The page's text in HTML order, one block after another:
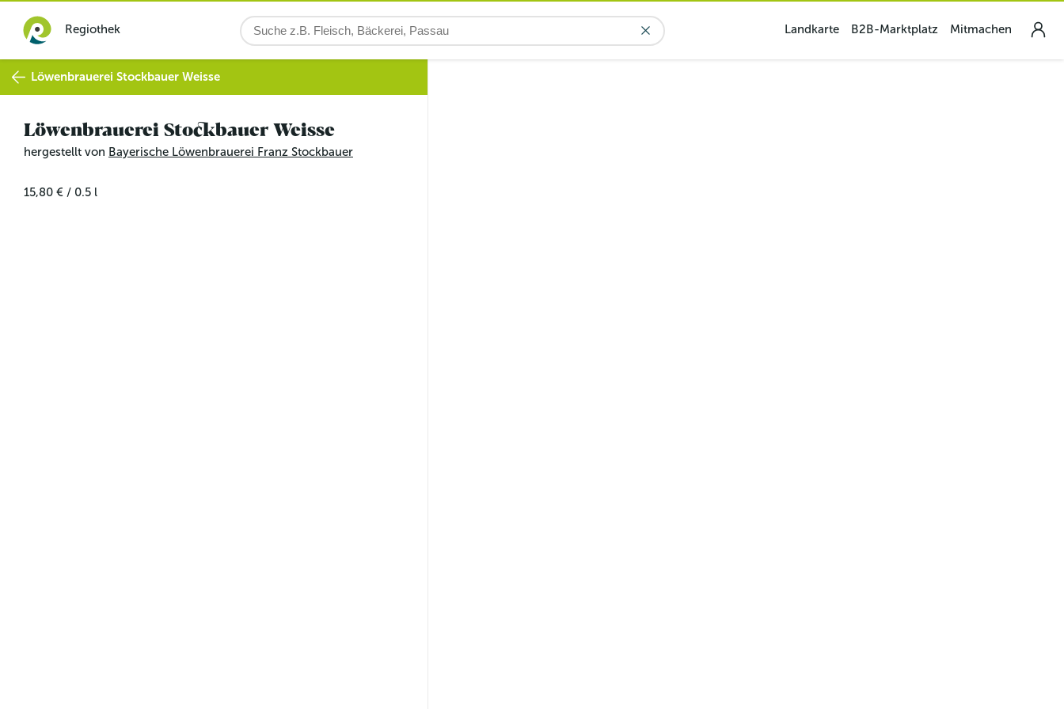
Regiothek Landkarte B2B-Marktplatz Mitmachen
Löwenbrauerei Stockbauer Weisse
Löwenbrauerei Stockbauer Weisse
hergestellt von Bayerische Löwenbrauerei Franz Stockbauer
15,80 € / 0.5 l